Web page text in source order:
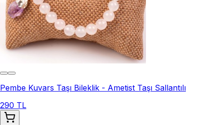
Pembe Kuvars Taşı Bileklik - Ametist Taşı Sallantılı
290 TL